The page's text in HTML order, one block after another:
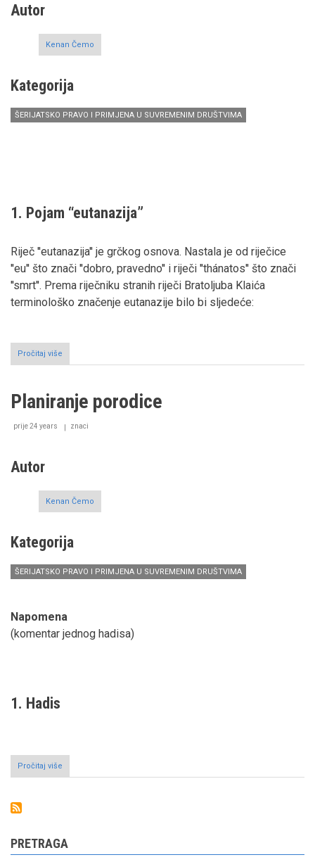
Autor
Kenan Čemo
Kategorija
ŠERIJATSKO PRAVO I PRIMJENA U SUVREMENIM DRUŠTVIMA
1. Pojam “eutanazija”
Riječ ''eutanazija'' je grčkog osnova. Nastala je od riječice
''eu'' što znači ''dobro, pravedno'' i riječi ''thánatos'' što znači
''smrt''. Prema riječniku stranih riječi Bratoljuba Klaića
terminološko značenje eutanazije bilo bi sljedeće:
Pročitaj više
Sud
Planiranje porodice
prije 24 years znaci
Autor
Kenan Čemo
Kategorija
ŠERIJATSKO PRAVO I PRIMJENA U SUVREMENIM DRUŠTVIMA
Napomena
(komentar jednog hadisa)
1. Hadis
Pročitaj više
Planiranje
PRETRAGA